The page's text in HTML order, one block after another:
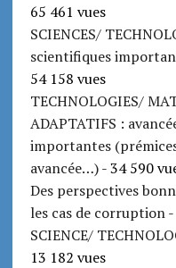
65 461 vues
SCIENCES/
scientifiques
54 158 vues
TECHNOLOGIES/
ADAPTATIFS :
importantes
avancée…)- 34 590
Des perspectives
les cas de corruption-
SCIENCE/
13 182 vues